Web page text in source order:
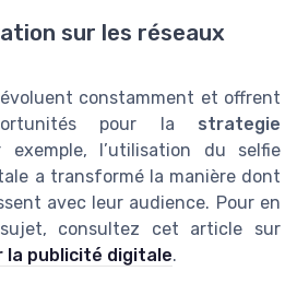
sur les réseaux
constamment et offrent
pour la strategie
exemple, l’utilisation du selfie
a transformé la manière dont
avec leur audience. Pour en
consultez cet article sur
la publicité digitale.